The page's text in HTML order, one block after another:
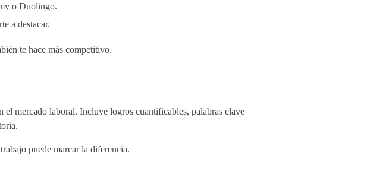
o Duolingo.
a destacar.
te hace más competitivo.
mercado laboral. Incluye logros cuantificables, palabras clave
puede marcar la diferencia.